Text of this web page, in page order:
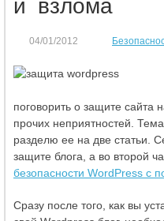
и взлома
04/01/2012
поговорить о защите сайта
прочих неприятностей.
разделю ее на две статьи.
защите блога, а во второй
безопасности WordPress с
Сразу после того, как вы